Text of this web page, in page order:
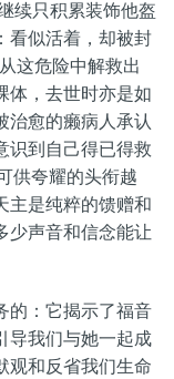
续只积累装饰他盔
看似活着，却被封
这危险中解救出
体，去世时亦是如
治愈的癞病人承认
识到自己得已得救
供夸耀的头衔越
主是纯粹的馈赠和
少声音和信念能让
的：它揭示了福音
导我们与她一起成
观和反省我们生命